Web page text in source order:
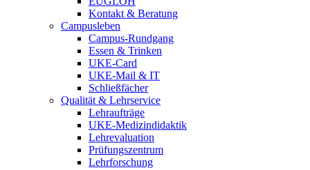
Kontakt & Beratung
Campusleben
Campus-Rundgang
Essen & Trinken
UKE-Card
UKE-Mail & IT
Schließfächer
Qualität & Lehrservice
Lehraufträge
UKE-Medizindidaktik
Lehrevaluation
Prüfungszentrum
Lehrforschung